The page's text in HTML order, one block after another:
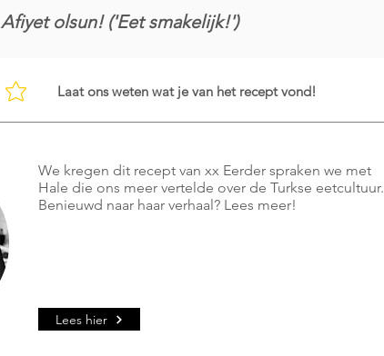
Afiyet olsun! ('Eet smakelijk!')
Laat ons weten wat je van het recept vond!
We kregen dit recept van xx Eerder spraken we met
Hale die ons meer vertelde over de Turkse eetcultuur.
Benieuwd naar haar verhaal? Lees meer!
Lees hier